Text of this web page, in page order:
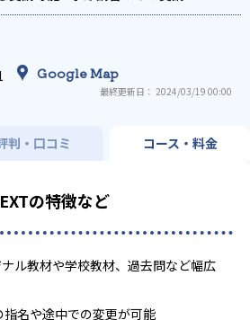
どもに対応
自習室あり
Google Map
最終更新日： 2024/03/19 00:00
判・口コミ コース・料金
の特徴など
ル教材や学校教材、過去問など幅広
指名や途中での変更が可能